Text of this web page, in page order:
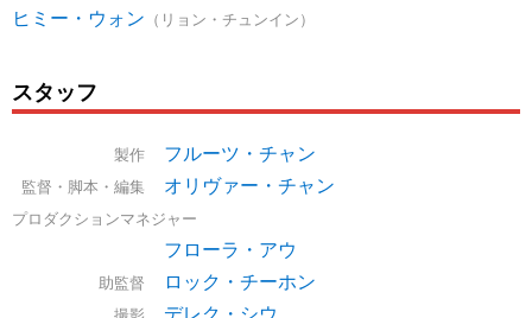
ヒミー・ウォン （リョン・チュンイン）
スタッフ
製作 フルーツ・チャン
監督・脚本・編集 オリヴァー・チャン
プロダクションマネジャー
フローラ・アウ
助監督 ロック・チーホン